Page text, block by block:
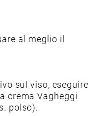
al meglio il
sul viso, eseguire
crema Vagheggi
polso).